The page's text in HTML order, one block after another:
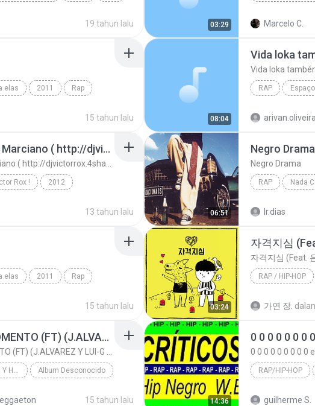
19 tahun lalu 03:29 Marcelo C.
elas 2011 Rap
15 tahun lalu 08:04
Vida loka
Vida loka
RAP
arivan.oliveira
Tribo Da Periferia - Marciano ( http://djvictorrox.4shared.com )
Rox ! 2012
13 tahun lalu 06:51
Negro Drama
Negro Drama
RAP
lr.dias
elas 2011 Rap
15 tahun lalu 03:24
자격지심
자격지심 (Feat.
RAP / HIP-HOP
가연 장.
RECUERDO ESE MOMENTO (FT) (J.ALVAREZ Y LUI-G 21 PLUS)
REGGAETON Y RAP Y R&B Y HIP HOP Album Desconocido
15 tahun lalu 14:36
RAP/HIP-HOP
guilherme S.